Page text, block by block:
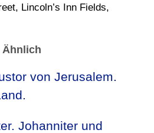
Lincoln’s Inn Fields,
Ähnlich
von Jerusalem.
Johanniter und